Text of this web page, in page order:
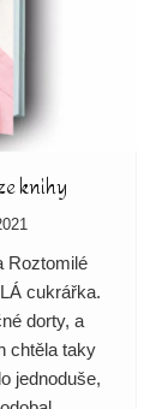
knihy
Roztomilé
cukrářka.
dorty, a
chtěla taky
jednoduše,